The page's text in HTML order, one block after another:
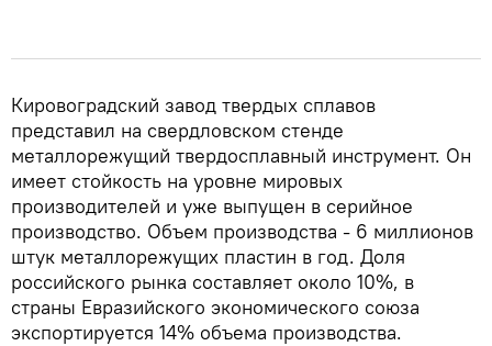
Кировоградский завод твердых сплавов
представил на свердловском стенде
металлорежущий твердосплавный инструмент. Он
имеет стойкость на уровне мировых
производителей и уже выпущен в серийное
производство. Объем производства - 6 миллионов
штук металлорежущих пластин в год. Доля
российского рынка составляет около 10%, в
страны Евразийского экономического союза
экспортируется 14% объема производства.